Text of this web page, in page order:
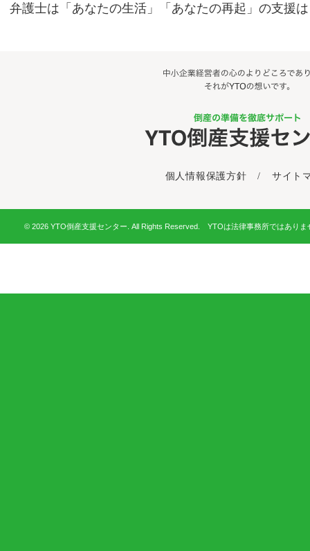
弁護士は「あなたの生活」「あなたの再起」の支援
個人情報保護方針 / サイト
© 2026 YTO倒産支援センター. All Rights Reserved. YTOは法律事務所ではありま